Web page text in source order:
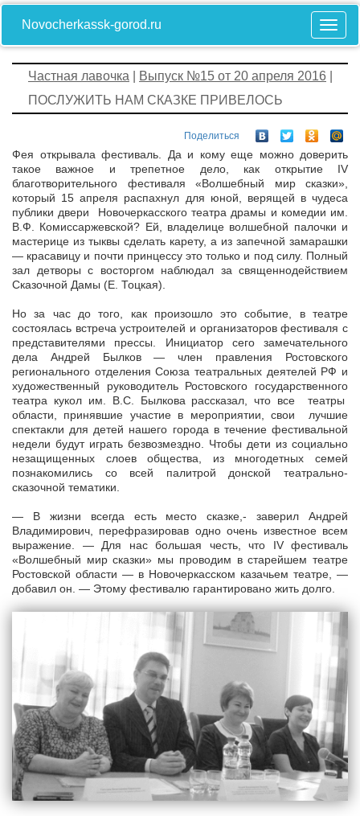
Novocherkassk-gorod.ru
Частная лавочка Выпуск №15 от 20 апреля 2016
ПОСЛУЖИТЬ НАМ СКАЗКЕ ПРИВЕЛОСЬ
Поделиться
Фея открывала фестиваль. Да и кому еще можно доверить
такое важное и трепетное дело, как открытие IV
благотворительного фестиваля «Волшебный мир сказки»,
который 15 апреля распахнул для юной, верящей в чудеса
публики двери Новочеркасского театра драмы и комедии им.
В.Ф. Комиссаржевской? Ей, владелице волшебной палочки и
мастерице из тыквы сделать карету, а из запечной замарашки
— красавицу и почти принцессу это только и под силу. Полный
зал детворы с восторгом наблюдал за священнодействием
Сказочной Дамы (Е. Тоцкая).
Но за час до того, как произошло это событие, в театре
состоялась встреча устроителей и организаторов фестиваля с
представителями прессы. Инициатор сего замечательного
дела Андрей Былков — член правления Ростовского
регионального отделения Союза театральных деятелей РФ и
художественный руководитель Ростовского государственного
театра кукол им. В.С. Былкова рассказал, что все театры
области, принявшие участие в мероприятии, свои лучшие
спектакли для детей нашего города в течение фестивальной
недели будут играть безвозмездно. Чтобы дети из социально
незащищенных слоев общества, из многодетных семей
познакомились со всей палитрой донской театрально-
сказочной тематики.
— В жизни всегда есть место сказке,- заверил Андрей
Владимирович, перефразировав одно очень известное всем
выражение. — Для нас большая честь, что IV фестиваль
«Волшебный мир сказки» мы проводим в старейшем театре
Ростовской области — в Новочеркасском казачьем театре, —
добавил он. — Этому фестивалю гарантировано жить долго.